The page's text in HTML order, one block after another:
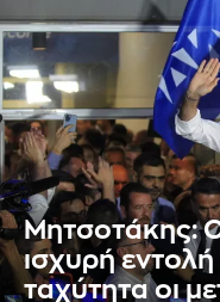
Μητσοτάκης:
ισχυρή
ταχύτητα οι